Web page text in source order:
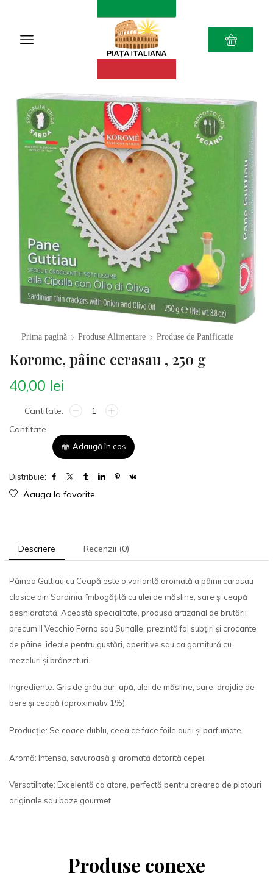
Prima pagină Produse Alimentare Produse de Panificatie
Korome, pâine cerasau , 250 g
40,00 lei
Cantitate
Adaugă în coș
Distribuie:
Aauga la favorite
Descriere Recenzii (0)
Pâinea Guttiau cu Ceapă este o variantă aromată a pâinii carasau
clasice din Sardinia, îmbogățită cu ulei de măsline, sare și ceapă
deshidratată. Această specialitate, produsă artizanal de brutării
precum Il Vecchio Forno sau Sunalle, prezintă foi subțiri și crocante
de pâine, ideale pentru gustări, aperitive sau ca garnitură cu
mezeluri și brânzeturi.
Ingrediente: Griș de grâu dur, apă, ulei de măsline, sare, drojdie de
bere și ceapă (aproximativ 1%).
Producție: Se coace dublu, ceea ce face foile aurii și parfumate.
Aromă: Intensă, savuroasă și aromată datorită cepei.
Versatilitate: Excelentă ca atare, perfectă pentru crearea de platouri
originale sau baze gourmet.
Produse conexe